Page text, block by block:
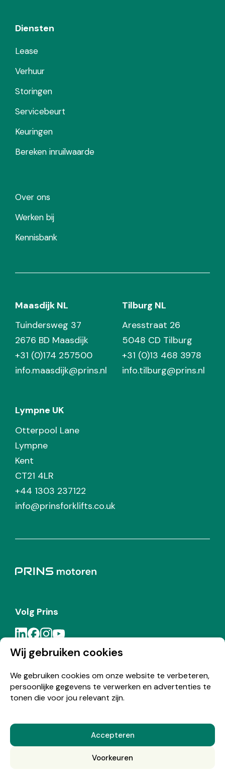
Wij gebruiken cookies
We gebruiken cookies om onze website te verbeteren,
persoonlijke gegevens te verwerken en advertenties te
tonen die voor jou relevant zijn.
Accepteren
Voorkeuren
Diensten
Lease
Verhuur
Storingen
Servicebeurt
Keuringen
Bereken inruilwaarde
Over ons
Werken bij
Kennisbank
Maasdijk NL
Tuindersweg 37
2676 BD Maasdijk
+31 (0)174 257500
info.maasdijk@prins.nl
Tilburg NL
Aresstraat 26
5048 CD Tilburg
+31 (0)13 468 3978
info.tilburg@prins.nl
Lympne UK
Otterpool Lane
Lympne
Kent
CT21 4LR
+44 1303 237122
info@prinsforklifts.co.uk
Volg Prins
Meld je aan voor de Prins nieuwsbrief
© Copyright 2026 Prins